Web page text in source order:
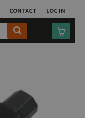
LOG IN
CONTACT